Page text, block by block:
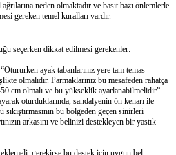
neden olmaktadır ve basit bazı önlemlerle
gereken temel kuralları vardır.
seçerken dikkat edilmesi gerekenler:
ayak tabanlarınız yere tam temas
olmalıdır. Parmaklarınız bu mesafeden rahatça
cm olmalı ve bu yükseklik ayarlanabilmelidir” .
oturduklarında, sandalyenin ön kenarı ile
bu bölgeden geçen sinirleri
arkasını ve belinizi destekleyen bir yastık
gerekirse bu destek için uygun bel